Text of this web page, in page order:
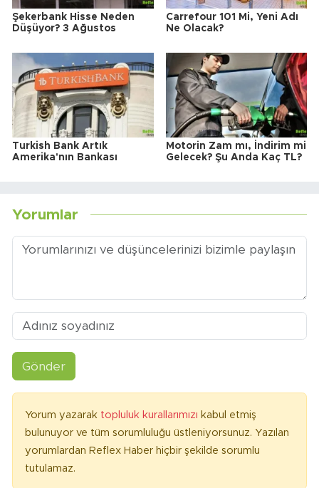
Şekerbank Hisse Neden
Düşüyor? 3 Ağustos
Carrefour 101 Mi, Yeni Adı
Ne Olacak?
Turkish Bank Artık
Amerika'nın Bankası
Motorin Zam mı, İndirim mi
Gelecek? Şu Anda Kaç TL?
Yorumlar
Gönder
Yorum yazarak topluluk kurallarımızı kabul etmiş
bulunuyor ve tüm sorumluluğu üstleniyorsunuz. Yazılan
yorumlardan Reflex Haber hiçbir şekilde sorumlu
tutulamaz.